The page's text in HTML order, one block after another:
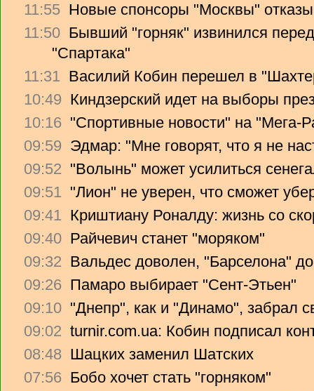
11:55 Новые спонсоры "Москвы"
11:50 Бывший "горняк" извинился
"Спартака"
11:31 Василий Кобин перешел в
10:49 Киндзерский идет на выборы
10:16 "Спортивные новости" на "Мега-
09:59 Эдмар: "Мне говорят, что я не
09:52 "Волынь" может усилиться
09:51 "Лион" не уверен, что сможет
09:41 Криштиану Роналду: жизнь со
09:40 Райчевич станет "моряком"
09:32 Вальдес доволен, "Барселона"
09:26 Памаро выбирает "Сент-Этьен"
09:10 "Днепр", как и "Динамо", забрал
09:02 turnir.com.ua: Кобин подписал
08:48 Шацких заменил Шатских
07:56 Бобо хочет стать "горняком"